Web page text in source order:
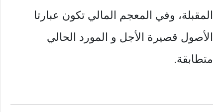
المقبلة، وفي المعجم المالي تكون عبارتا
الأصول قصيرة الأجل و المورد الحالي
متطابقة.